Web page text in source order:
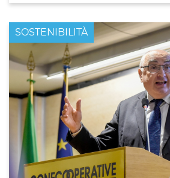
PRIMO PIANO
SOSTENIBILITÀ